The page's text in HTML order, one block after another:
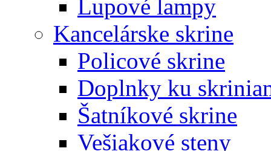
Lupové lampy
Kancelárske skrine
Policové skrine
Doplnky ku
Šatníkové skrine
Vešiakové steny